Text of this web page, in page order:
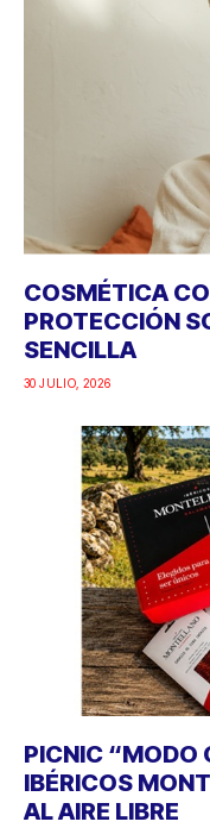
COSMÉTICA
PROTECCIÓN
SENCILLA
30 JULIO, 2026
PICNIC “MODO
IBÉRICOS
AL AIRE LIBRE